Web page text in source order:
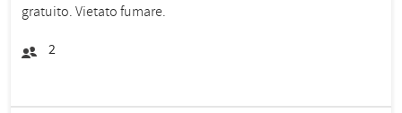
gratuito. Vietato fumare.
2